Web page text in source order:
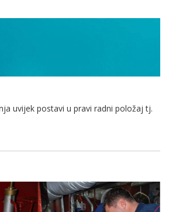
uvijek postavi u pravi radni položaj tj.